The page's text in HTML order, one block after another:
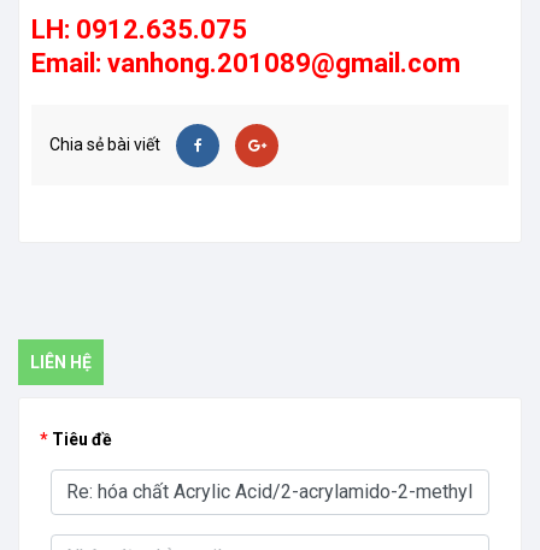
LH: 0912.635.075
Email: vanhong.201089@gmail.com
Chia sẻ bài viết
LIÊN HỆ
Tiêu đề